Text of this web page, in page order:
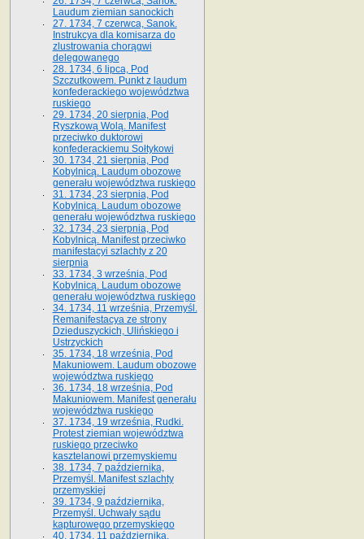
Laudum ziemian sanockich
27. 1734, 7 czerwca, Sanok.
Instrukcya dla komisarza do
zlustrowania chorągwi
delegowanego
28. 1734, 6 lipca, Pod
Szczutkowem. Punkt z laudum
konfederackiego województwa
ruskiego
29. 1734, 20 sierpnia, Pod
Ryszkową Wolą. Manifest
przeciwko duktorowi
konfederackiemu Sołtykowi
30. 1734, 21 sierpnia, Pod
Kobylnicą. Laudum obozowe
generału województwa ruskiego
31. 1734, 23 sierpnia, Pod
Kobylnicą. Laudum obozowe
generału województwa ruskiego
32. 1734, 23 sierpnia, Pod
Kobylnicą. Manifest przeciwko
manifestacyi szlachty z 20
sierpnia
33. 1734, 3 września, Pod
Kobylnicą. Laudum obozowe
generału województwa ruskiego
34. 1734, 11 września, Przemyśl.
Remanifestacya ze strony
Dzieduszyckich, Ulińskiego i
Ustrzyckich
35. 1734, 18 września, Pod
Makuniowem. Laudum obozowe
województwa ruskiego
36. 1734, 18 września, Pod
Makuniowem. Manifest generału
województwa ruskiego
37. 1734, 19 września, Rudki.
Protest ziemian województwa
ruskiego przeciwko
kasztelanowi przemyskiemu
38. 1734, 7 października,
Przemyśl. Manifest szlachty
przemyskiej
39. 1734, 9 października,
Przemyśl. Uchwały sądu
kapturowego przemyskiego
40. 1734, 11 października,